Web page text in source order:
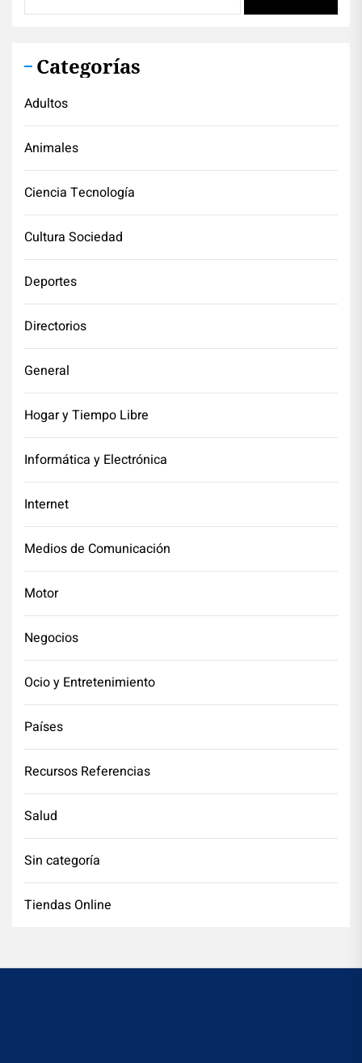
Categorías
Adultos
Animales
Ciencia Tecnología
Cultura Sociedad
Deportes
Directorios
General
Hogar y Tiempo Libre
Informática y Electrónica
Internet
Medios de Comunicación
Motor
Negocios
Ocio y Entretenimiento
Países
Recursos Referencias
Salud
Sin categoría
Tiendas Online